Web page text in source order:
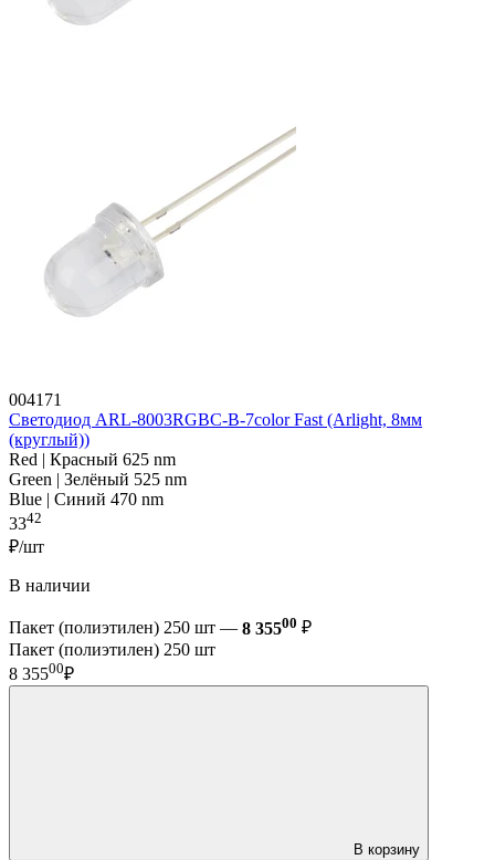
004171
Светодиод ARL-8003RGBC-B-7color Fast (Arlight, 8мм
(круглый))
Red | Красный 625 nm
Green | Зелёный 525 nm
Blue | Синий 470 nm
3342
₽/шт
В наличии
Пакет (полиэтилен) 250 шт — 8 35500 ₽
Пакет (полиэтилен) 250 шт
8 35500₽
В корзину